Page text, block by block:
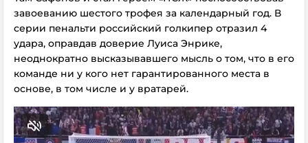
завоеванию шестого трофея за календарный год. В
серии пенальти российский голкипер отразил 4
удара, оправдав доверие Луиса Энрике,
неоднократно высказывавшего мысль о том, что в его
команде ни у кого нет гарантированного места в
основе, в том числе и у вратарей.